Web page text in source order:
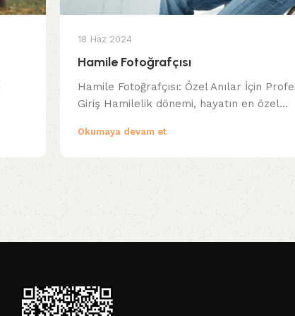
18 Haz 2024
Hamile Fotoğrafçısı
Hamile Fotoğrafçısı: Özel Anılar İçin
Giriş Hamilelik dönemi, hayatın en özel...
Okumaya devam et